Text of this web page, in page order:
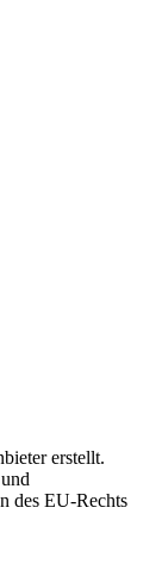
erstellt.
des EU-Rechts